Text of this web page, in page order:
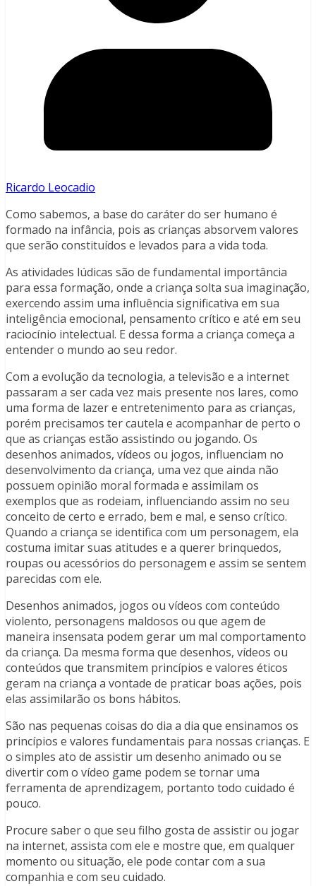
Ricardo Leocadio
Como sabemos, a base do caráter do ser humano é
formado na infância, pois as crianças absorvem valores
que serão constituídos e levados para a vida toda.
As atividades lúdicas são de fundamental importância
para essa formação, onde a criança solta sua imaginação,
exercendo assim uma influência significativa em sua
inteligência emocional, pensamento crítico e até em seu
raciocínio intelectual. E dessa forma a criança começa a
entender o mundo ao seu redor.
Com a evolução da tecnologia, a televisão e a internet
passaram a ser cada vez mais presente nos lares, como
uma forma de lazer e entretenimento para as crianças,
porém precisamos ter cautela e acompanhar de perto o
que as crianças estão assistindo ou jogando. Os
desenhos animados, vídeos ou jogos, influenciam no
desenvolvimento da criança, uma vez que ainda não
possuem opinião moral formada e assimilam os
exemplos que as rodeiam, influenciando assim no seu
conceito de certo e errado, bem e mal, e senso crítico.
Quando a criança se identifica com um personagem, ela
costuma imitar suas atitudes e a querer brinquedos,
roupas ou acessórios do personagem e assim se sentem
parecidas com ele.
Desenhos animados, jogos ou vídeos com conteúdo
violento, personagens maldosos ou que agem de
maneira insensata podem gerar um mal comportamento
da criança. Da mesma forma que desenhos, vídeos ou
conteúdos que transmitem princípios e valores éticos
geram na criança a vontade de praticar boas ações, pois
elas assimilarão os bons hábitos.
São nas pequenas coisas do dia a dia que ensinamos os
princípios e valores fundamentais para nossas crianças. E
o simples ato de assistir um desenho animado ou se
divertir com o vídeo game podem se tornar uma
ferramenta de aprendizagem, portanto todo cuidado é
pouco.
Procure saber o que seu filho gosta de assistir ou jogar
na internet, assista com ele e mostre que, em qualquer
momento ou situação, ele pode contar com a sua
companhia e com seu cuidado.